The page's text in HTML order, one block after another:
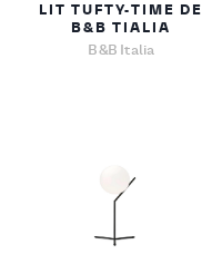
LIT TUFTY-TIME DE
B&B TIALIA
B&B Italia